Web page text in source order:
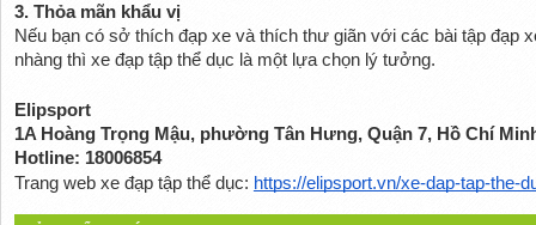
3. Thỏa mãn khẩu vị
Nếu bạn có sở thích đạp xe và thích thư giãn với các bài tập đạp
nhàng thì xe đạp tập thể dục là một lựa chọn lý tưởng.
Elipsport
1A Hoàng Trọng Mậu, phường Tân Hưng, Quận 7, Hồ Chí
Hotline: 18006854
Trang web xe đạp tập thể dục: https://elipsport.vn/xe-dap-tap-the-